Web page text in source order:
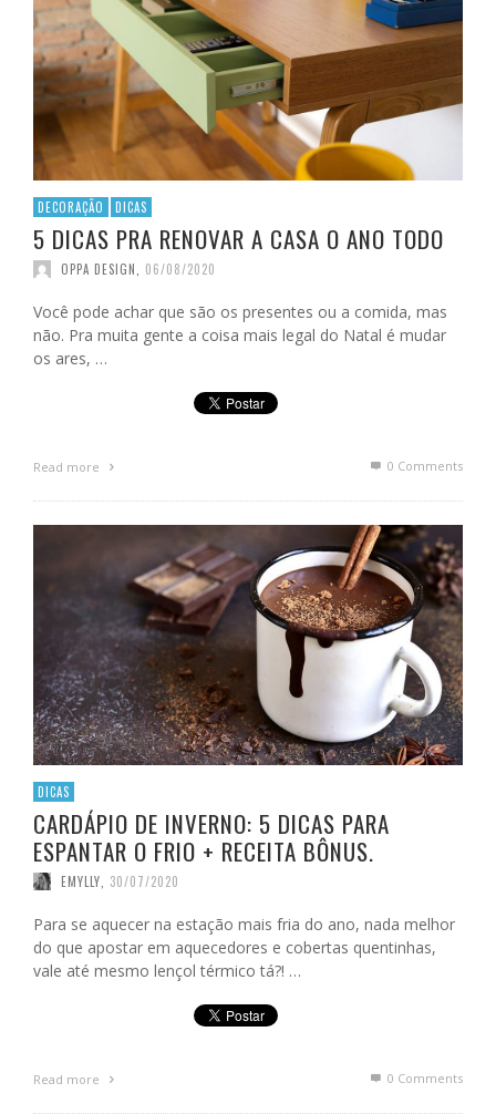
DECORAÇÃO DICAS
5 DICAS PRA RENOVAR A CASA O ANO TODO
OPPA DESIGN 06/08/2020
Você pode achar que são os presentes ou a comida, mas
não. Pra muita gente a coisa mais legal do Natal é mudar
os ares, …
Read more 0 Comments
DICAS
CARDÁPIO DE INVERNO: 5 DICAS PARA
ESPANTAR O FRIO + RECEITA BÔNUS.
EMYLLY 30/07/2020
Para se aquecer na estação mais fria do ano, nada melhor
do que apostar em aquecedores e cobertas quentinhas,
vale até mesmo lençol térmico tá?! …
Read more 0 Comments